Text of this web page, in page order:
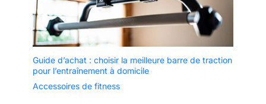
Guide d’achat : choisir la meilleure barre de traction
pour l’entraînement à domicile
Accessoires de fitness